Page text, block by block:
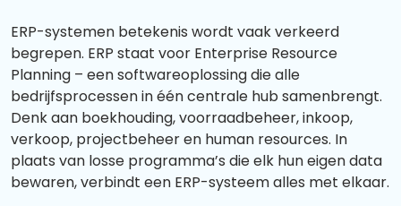
ERP-systemen betekenis wordt vaak verkeerd
begrepen. ERP staat voor Enterprise Resource
Planning – een softwareoplossing die alle
bedrijfsprocessen in één centrale hub samenbrengt.
Denk aan boekhouding, voorraadbeheer, inkoop,
verkoop, projectbeheer en human resources. In
plaats van losse programma’s die elk hun eigen data
bewaren, verbindt een ERP-systeem alles met elkaar.